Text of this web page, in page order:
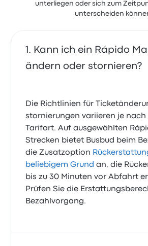
unterliegen oder sich zum
unterscheiden
Kann ich ein Rápido
ändern oder stornieren?
Die Richtlinien für
stornierungen variieren je nach
Tarifart. Auf ausgewählten
Strecken bietet Busbud beim
die Zusatzoption
beliebigem Grund an, die
bis zu 30 Minuten vor Abfahrt
Prüfen Sie die
Bezahlvorgang.